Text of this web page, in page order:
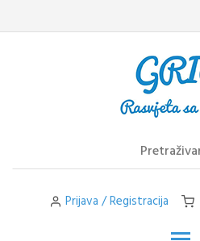
to
Prijava / Registracija